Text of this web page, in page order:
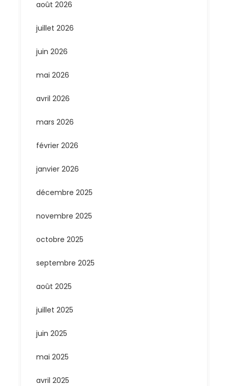
août 2026
juillet 2026
juin 2026
mai 2026
avril 2026
mars 2026
février 2026
janvier 2026
décembre 2025
novembre 2025
octobre 2025
septembre 2025
août 2025
juillet 2025
juin 2025
mai 2025
avril 2025